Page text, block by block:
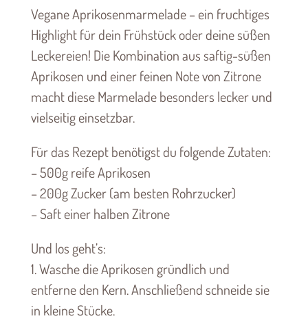
Vegane Aprikosenmarmelade – ein fruchtiges
Highlight für dein Frühstück oder deine süßen
Leckereien! Die Kombination aus saftig-süßen
Aprikosen und einer feinen Note von Zitrone
macht diese Marmelade besonders lecker und
vielseitig einsetzbar.
Für das Rezept benötigst du folgende Zutaten:
– 500g reife Aprikosen
– 200g Zucker (am besten Rohrzucker)
– Saft einer halben Zitrone
Und los geht’s:
1. Wasche die Aprikosen gründlich und
entferne den Kern. Anschließend schneide sie
in kleine Stücke.